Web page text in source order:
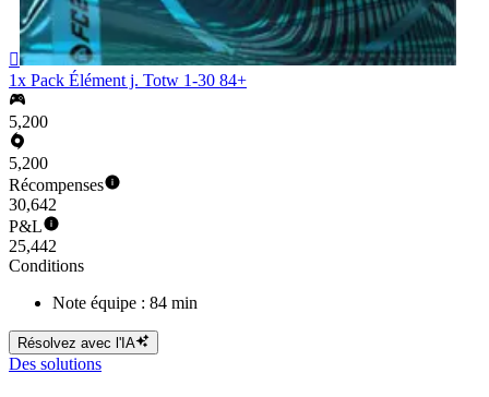

1x Pack Élément j. Totw 1-30 84+
5,200
5,200
Récompenses
30,642
P&L
25,442
Conditions
Note équipe : 84 min
Résolvez avec l'IA
Des solutions